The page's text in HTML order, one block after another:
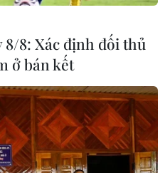
8/8: Xác định đối thủ
ở bán kết